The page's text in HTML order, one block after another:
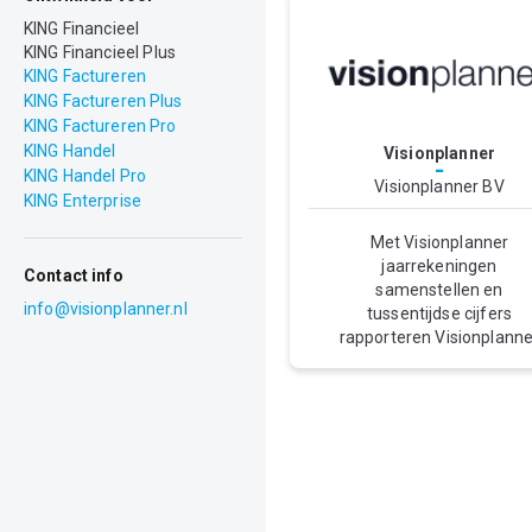
KING Financieel
KING Financieel Plus
KING Factureren
KING Factureren Plus
KING Factureren Pro
KING Handel
KING Handel Pro
KING Enterprise
Contact info
info@visionplanner.nl
Visionplanner
-
Visionplanner BV
Met Visionplanner
jaarrekeningen
samenstellen en
tussentijdse cijfers
rapporteren